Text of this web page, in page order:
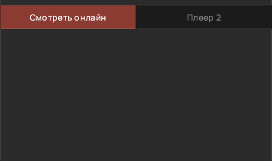
Смотреть онлайн Плеер 2